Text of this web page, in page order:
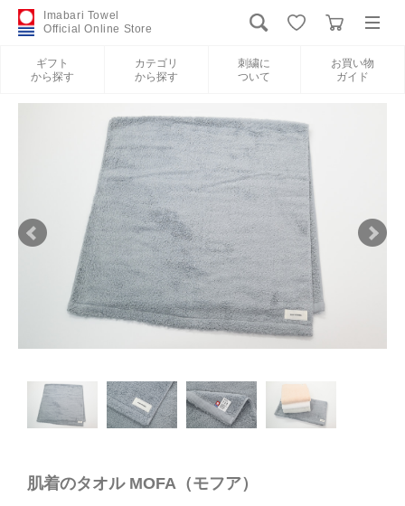
Imabari Towel
Official Online Store
ギフト
から探す
カテゴリ
から探す
刺繍に
ついて
お買い物
ガイド
新規会員登録
ギフトから探す
カテゴリから探す
刺繍について
お買い物ガイド
当サイトについて
肌着のタオル MOFA（モフア）